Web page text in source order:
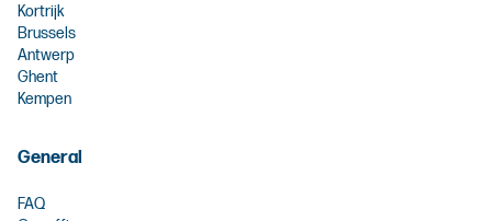
Kortrijk
Brussels
Antwerp
Ghent
Kempen
General
FAQ